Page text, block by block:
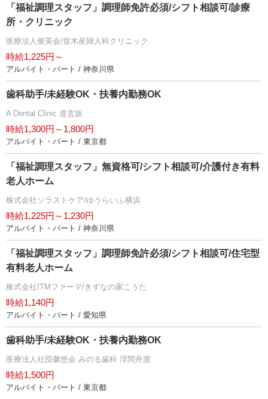
「福祉調理スタッフ」調理師免許必須/シフト相談可/診療
所・クリニック
医療法人俊英会/並木産婦人科クリニック
時給1,225円～
アルバイト・パート / 神奈川県
歯科助手/未経験OK・扶養内勤務OK
A Dental Clinic 道玄坂
時給1,300円～1,800円
アルバイト・パート / 東京都
「福祉調理スタッフ」無資格可/シフト相談可/介護付き有料
老人ホーム
株式会社ソラストケア/ゆうらいふ横浜
時給1,225円～1,230円
アルバイト・パート / 神奈川県
「福祉調理スタッフ」調理師免許必須/シフト相談可/住宅型
有料老人ホーム
株式会社ITMファーマ/きずなの家こうた
時給1,140円
アルバイト・パート / 愛知県
歯科助手/未経験OK・扶養内勤務OK
医療法人社団馨悠会 みのる歯科 浮間舟渡
時給1,500円
アルバイト・パート / 東京都